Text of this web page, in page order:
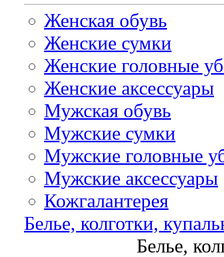
Женская обувь
Женские сумки
Женские головные
Женские аксессуары
Мужская обувь
Мужские сумки
Мужские головные
Мужские аксессуары
Кожгалантерея
Белье, колготки,
Белье,